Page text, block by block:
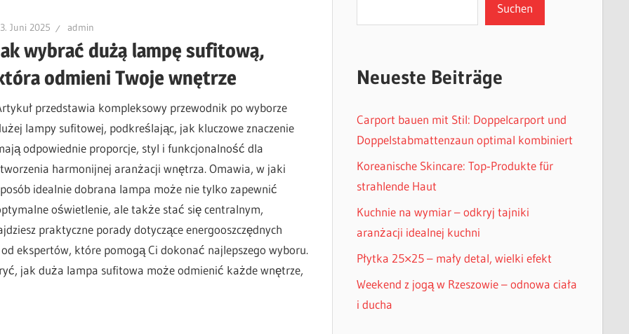
Juni 2025 admin
wybrać dużą lampę sufitową,
odmieni Twoje wnętrze
przedstawia kompleksowy przewodnik po wyborze
lampy sufitowej, podkreślając, jak kluczowe znaczenie
odpowiednie proporcje, styl i funkcjonalność dla
harmonijnej aranżacji wnętrza. Omawia, w jaki
idealnie dobrana lampa może nie tylko zapewnić
oświetlenie, ale także stać się centralnym,
praktyczne porady dotyczące energooszczędnych
ekspertów, które pomogą Ci dokonać najlepszego wyboru.
jak duża lampa sufitowa może odmienić każde wnętrze,
Suchen
Neueste Beiträge
Carport bauen mit Stil: Doppelcarport und
Doppelstabmattenzaun optimal kombiniert
Koreanische Skincare: Top‑Produkte für
strahlende Haut
Kuchnie na wymiar – odkryj tajniki
aranżacji idealnej kuchni
Płytka 25×25 – mały detal, wielki efekt
Weekend z jogą w Rzeszowie – odnowa ciała
i ducha